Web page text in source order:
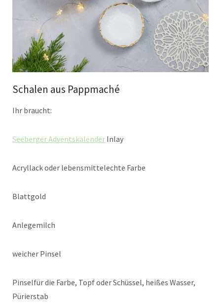
Schalen aus Pappmaché
Ihr braucht:
Seeberger Adventskalender Inlay
Acryllack oder lebensmittelechte Farbe
Blattgold
Anlegemilch
weicher Pinsel
Pinselfür die Farbe, Topf oder Schüssel, heißes Wasser,
Pürierstab